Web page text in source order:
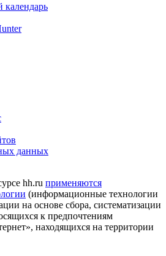
календарь
данных
hh.ru применяются
(информационные технологии
на основе сбора, систематизации
к предпочтениям
находящихся на территории